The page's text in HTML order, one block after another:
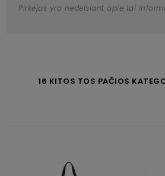
Pirkėjas yra nedelsiant apie tai
16 KITOS TOS PAČIOS